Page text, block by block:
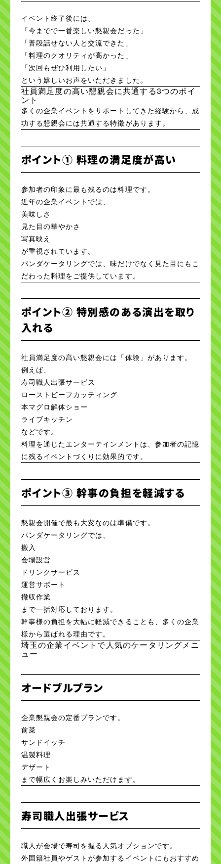
イベント終了後には、
「今までで一番楽しい懇親会だった」
「普段話せない人と交流できた」
「料理のクオリティが高かった」
「次回もぜひ利用したい」
という嬉しいお声をいただきました。
社員満足度の高い懇親会に共通する3つのポイ
ント
多くの企業イベントをサポートしてきた経験から、成
功する懇親会には共通する特徴があります。
ポイント① 料理の満足度が高い
参加者の印象に最も残るのは料理です。
近年の企業イベントでは、
美味しさ
見た目の華やかさ
写真映え
が重視されています。
パンダケータリングでは、味だけでなく見た目にもこ
だわった料理をご提供しています。
ポイント② 特別感のある演出を取り
入れる
社員満足度の高い懇親会には「体験」があります。
例えば、
寿司職人出張サービス
ローストビーフカッティング
本マグロ解体ショー
ライブキッチン
などです。
料理を通じたエンターテインメントは、参加者の記憶
に残るイベントづくりに効果的です。
ポイント③ 幹事の負担を軽減する
懇親会開催で最も大変なのは準備です。
パンダケータリングでは、
搬入
会場設営
ドリンクサービス
運営サポート
撤収作業
まで一括対応しております。
幹事様の負担を大幅に軽減できることも、多くの企業
様から選ばれる理由です。
埼玉の企業イベントで人気のケータリングメニ
ュー
オードブルプラン
企業懇親会の定番プランです。
前菜
サンドイッチ
温製料理
デザート
まで幅広くお楽しみいただけます。
寿司職人出張サービス
職人が会場で寿司を握る人気オプションです。
外国籍社員やゲストが参加するイベントにもおすすめ